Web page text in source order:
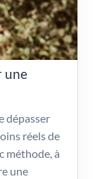
une
dépasser
réels de
méthode, à
une